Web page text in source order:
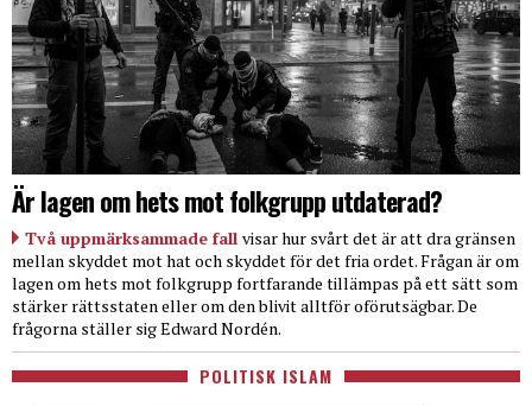
Är lagen om hets mot folkgrupp utdaterad?
Två uppmärksammade fall visar hur svårt det är att dra gränsen
mellan skyddet mot hat och skyddet för det fria ordet. Frågan är om
lagen om hets mot folkgrupp fortfarande tillämpas på ett sätt som
stärker rättsstaten eller om den blivit alltför oförutsägbar. De
frågorna ställer sig Edward Nordén.
POLITISK ISLAM